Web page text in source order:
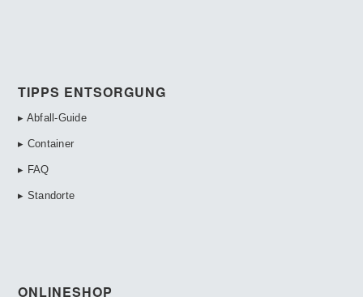
TIPPS ENTSORGUNG
▸ Abfall-Guide
▸ Container
▸ FAQ
▸ Standorte
ONLINESHOP